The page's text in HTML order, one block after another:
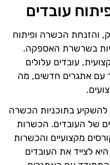
עובדים
והזנחת הכשרה ופיתוח
בשרשרת האספקה.
עובדים עלולים
עם אתגרים חדשים, מה
בתוכניות הכשרה
של העובדים. הכשרות
מקצועיים והכשרות
לצייד את העובדים